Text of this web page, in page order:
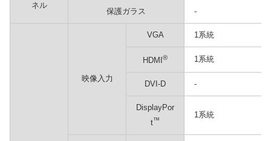
ネル
保護ガラス -
映像入力
VGA 1系統
HDMI ® 1系統
DVI-D -
DisplayPor
t™
1系統